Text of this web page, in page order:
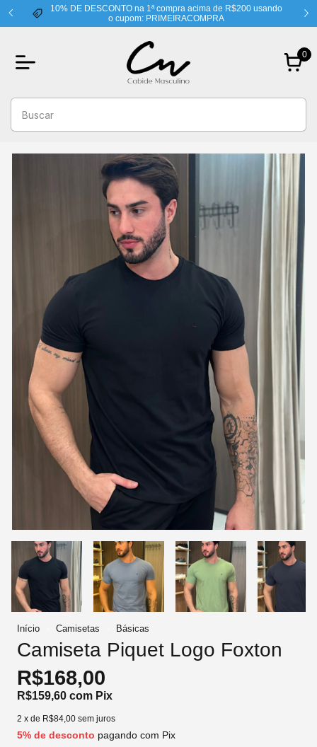
10% DE DESCONTO na 1ª compra acima de R$200 usando
o cupom: PRIMEIRACOMPRA
0
Início Camisetas Básicas
Camiseta Piquet Logo Foxton
R$168,00
R$159,60 com Pix
2 x de R$84,00 sem juros
5% de desconto pagando com Pix